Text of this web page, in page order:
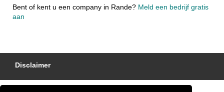
Bent of kent u een company in Rande? Meld een bedrijf gratis
aan
Disclaimer